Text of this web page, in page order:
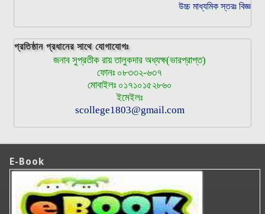
উচ্চ মাধ্যমিক স্তরঃ বিজ্ঞান,
প্রতিষ্ঠান প্রধানের সাথে যোগাযোগঃ
জনাব সুপ্রতীক রায় তালুকদার অধ্যক্ষ(ভারপ্রাপ্ত)
ফোনঃ ০৮৩৩২-৬৩৭
মোবাইলঃ ০১৭১০১৫২৮৬০
ইমেইলঃ
scollege1803@gmail.com
E-Book